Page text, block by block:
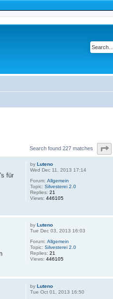
Search found 227 matches
byLuteno
Wed Dec 11, 2013 17:14
Forum:Allgemein
Topic:Silvesterei 2.0
Replies:21
Views:446105
für
byLuteno
Tue Dec 03, 2013 16:03
Forum:Allgemein
Topic:Silvesterei 2.0
Replies:21
Views:446105
byLuteno
Tue Oct 01, 2013 16:50